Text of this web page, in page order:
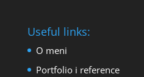
Useful links:
O meni
Portfolio i reference